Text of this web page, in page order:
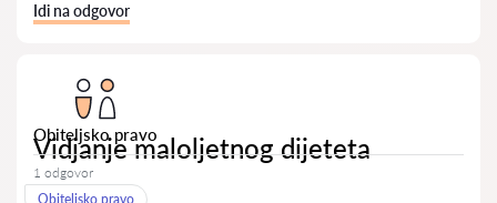
Idi na odgovor
Obiteljsko pravo
Vidjanje maloljetnog dijeteta
1 odgovor
Obiteljsko pravo